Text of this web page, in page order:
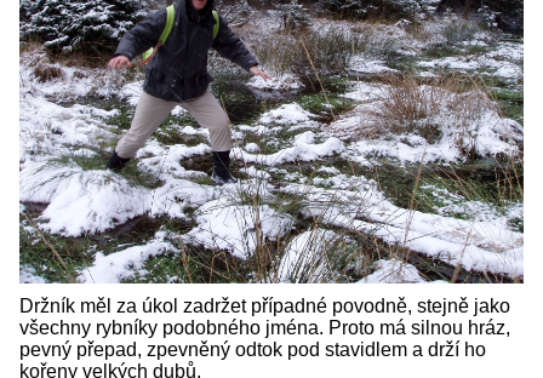
Držník měl za úkol zadržet případné povodně, stejně jako
všechny rybníky podobného jména. Proto má silnou hráz,
pevný přepad, zpevněný odtok pod stavidlem a drží ho
kořeny velkých dubů.